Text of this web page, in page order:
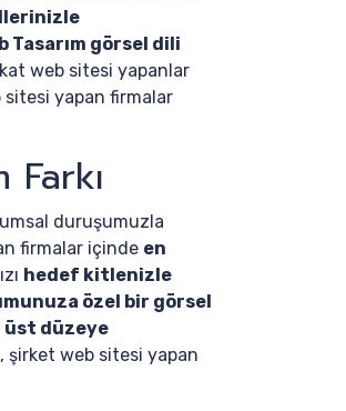
Tasarım görsel dili
web sitesi yapanlar
yapan firmalar
duruşumuzla
firmalar içinde en
hedef kitlenizle
özel bir görsel
üst düzeye
, şirket web sitesi yapan